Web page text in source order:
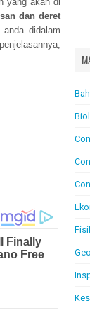
dan deret
didalam